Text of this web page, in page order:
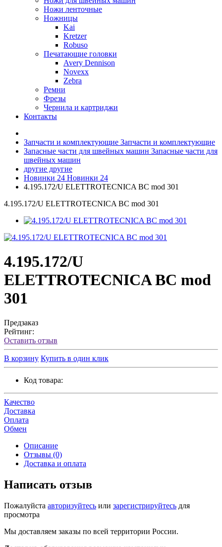
Ножи ленточные
Ножницы
Kai
Kretzer
Robuso
Печатающие головки
Avery Dennison
Novexx
Zebra
Ремни
Фрезы
Чернила и картриджи
Контакты
Запчасти и комплектующие Запчасти и комплектующие
Запасные части для швейных машин Запасные части для
швейных машин
другие другие
Новинки 24 Новинки 24
4.195.172/U ELETTROTECNICA BC mod 301
4.195.172/U ELETTROTECNICA BC mod 301
4.195.172/U
ELETTROTECNICA BC mod
301
Предзаказ
Рейтинг:
Оставить отзыв
В корзину Купить в один клик
Код товара:
Качество
Доставка
Оплата
Обмен
Описание
Отзывы (0)
Доставка и оплата
Написать отзыв
Пожалуйста авторизуйтесь или зарегистрируйтесь для
просмотра
Мы доставляем заказы по всей территории России.